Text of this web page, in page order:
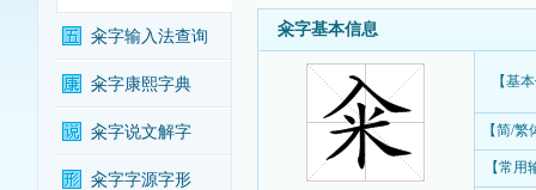
籴字输入法查询
籴字康熙字典
籴字说文解字
籴字字源字形
籴字基本信息
【基
【简/
【常用